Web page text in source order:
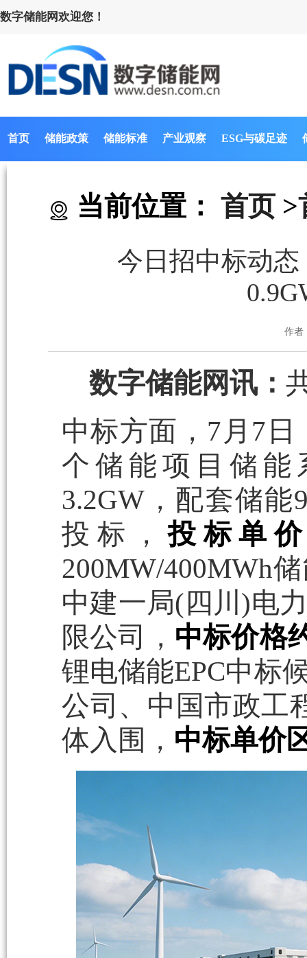
数字储能网欢迎您！
首页 储能政策 储能标准 产业观察 ESG与碳足迹
当前位置： 首页 >
今日招中标动态
作者
数字储能网讯：
中标方面，7月7
个储能项目储能
3.2GW，配套储能
投标，投标单价
200MW/400MWh
中建一局(四川)电
限公司， 中标价格
锂电储能EPC中标
公司、中国市政工
体入围， 中标单价